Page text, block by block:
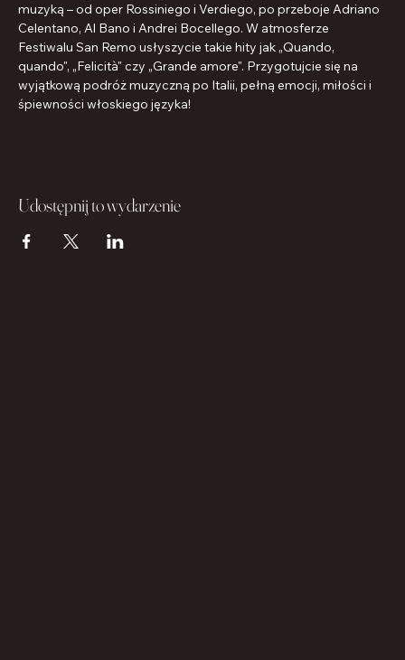
muzyką – od oper Rossiniego i Verdiego, po przeboje Adriano
Celentano, Al Bano i Andrei Bocellego. W atmosferze
Festiwalu San Remo usłyszycie takie hity jak „Quando,
quando", „Felicità" czy „Grande amore". Przygotujcie się na
wyjątkową podróż muzyczną po Italii, pełną emocji, miłości i
śpiewności włoskiego języka!
Udostępnij to wydarzenie